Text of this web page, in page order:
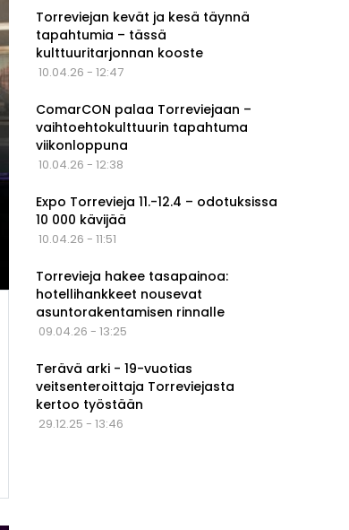
Torreviejan kevät ja kesä täynnä
tapahtumia – tässä
kulttuuritarjonnan kooste
10.04.26 - 12:47
ComarCON palaa Torreviejaan –
vaihtoehtokulttuurin tapahtuma
viikonloppuna
10.04.26 - 12:38
Expo Torrevieja 11.-12.4 – odotuksissa
10 000 kävijää
10.04.26 - 11:51
Torrevieja hakee tasapainoa:
hotellihankkeet nousevat
asuntorakentamisen rinnalle
09.04.26 - 13:25
Terävä arki - 19-vuotias
veitsenteroittaja Torreviejasta
kertoo työstään
29.12.25 - 13:46